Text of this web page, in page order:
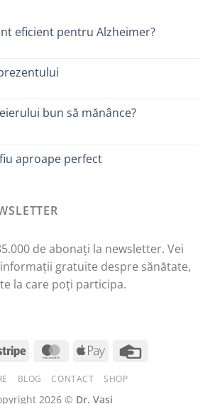
eficient pentru Alzheimer?
bun să mănânce?
aproape perfect
de abonați la newsletter. Vei
gratuite despre sănătate,
la care poți participa.
BLOG CONTACT SHOP
2026 © Dr. Vasi